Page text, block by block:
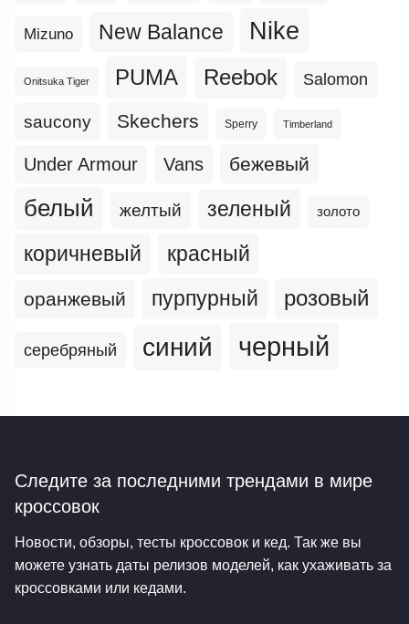
Mizuno New Balance Nike
Onitsuka Tiger PUMA Reebok Salomon
saucony Skechers Sperry Timberland
Under Armour Vans бежевый
белый желтый зеленый золото
коричневый красный
оранжевый пурпурный розовый
серебряный синий черный
Следите за последними трендами в мире
кроссовок
Новости, обзоры, тесты кроссовок и кед. Так же вы
можете узнать даты релизов моделей, как ухаживать за
кроссовками или кедами.